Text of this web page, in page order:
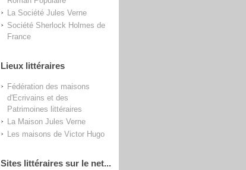
La Société Jules Verne
Société Sherlock Holmes de
France
Lieux littéraires
Fédération des maisons
d'Ecrivains et des
Patrimoines littéraires
La Maison Jules Verne
Les maisons de Victor Hugo
Sites littéraires sur le net...